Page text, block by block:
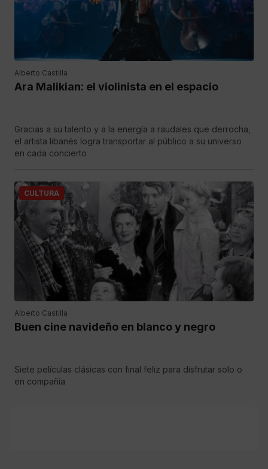
Alberto Castilla
Ara Malikian: el violinista en el espacio
Gracias a su talento y a la energía a raudales que derrocha,
el artista libanés logra transportar al público a su universo
en cada concierto
CULTURA
Alberto Castilla
Buen cine navideño en blanco y negro
Siete películas clásicas con final feliz para disfrutar solo o
en compañía